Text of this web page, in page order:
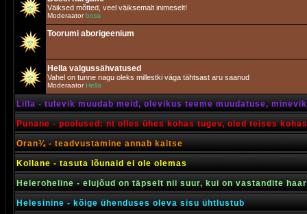
Väiksed mõtted, veel väiksemalt inimeselt!
Moderaatorboss
Toorumi aborigeenium
Hella valgussähvatused
Vahel on tunne nagu oleks millestki väga tähtsast aru saanud
Moderaator Hella
Lilla - tulevik muudab meid, olevikus teeme muudatuse,
Punane - poolused: nt olles ühes kohas tugev, oled teises
Oran¾ - teadvustamine annab kaitse
Kollane - tasuta lõunaid ei ole olemas
Heleroheline - elujõud on täpselt nii suur, kui on vastandite
Helesinine - kõige ühenduses oleva sisu ühtlustub